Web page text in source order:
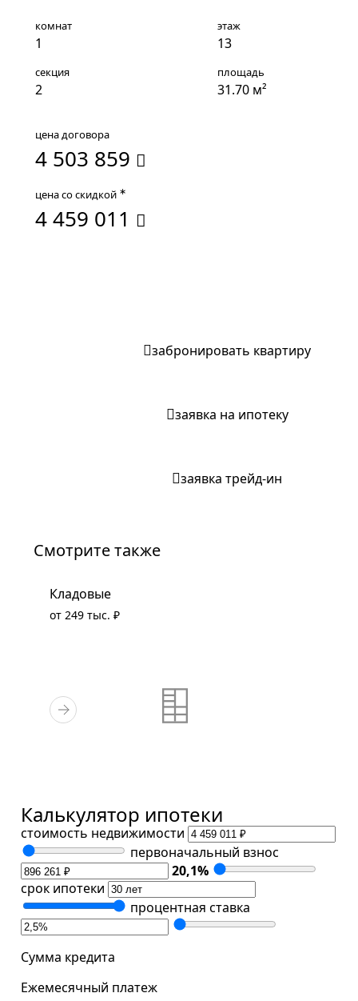
комнат
1
этаж
13
секция
2
площадь
31.70 м²
цена договора
4 503 859
цена со скидкой ∗
4 459 011
забронировать квартиру
заявка на ипотеку
заявка трейд-ин
Смотрите также
Кладовые
от 249 тыс. ₽
Калькулятор ипотеки
стоимость недвижимости
первоначальный взнос
20,1%
срок ипотеки
процентная ставка
Сумма кредита
Ежемесячный платеж